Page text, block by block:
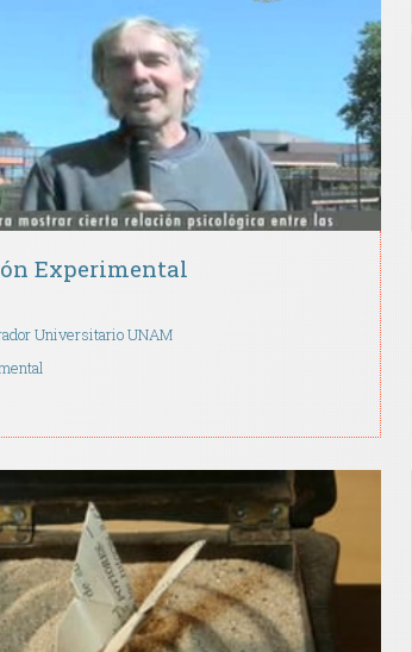
Experimental
Universitario UNAM